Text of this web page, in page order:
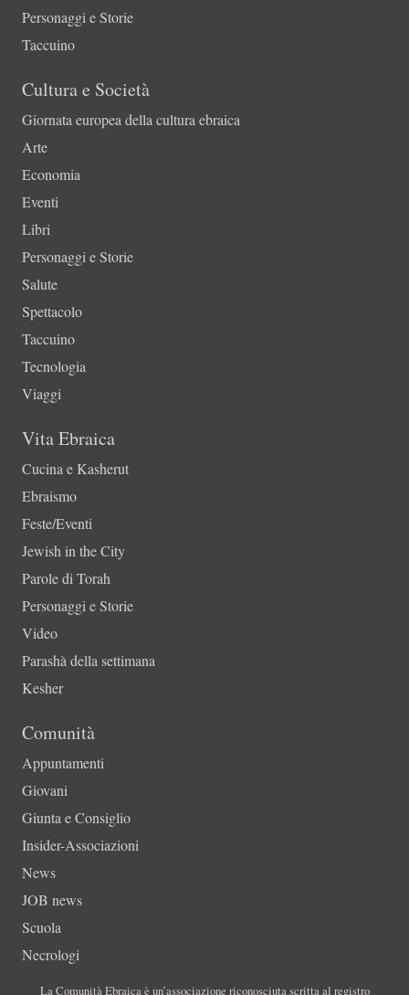
Personaggi e Storie
Taccuino
Cultura e Società
Giornata europea della cultura ebraica
Arte
Economia
Eventi
Libri
Personaggi e Storie
Salute
Spettacolo
Taccuino
Tecnologia
Viaggi
Vita Ebraica
Cucina e Kasherut
Ebraismo
Feste/Eventi
Jewish in the City
Parole di Torah
Personaggi e Storie
Video
Parashà della settimana
Kesher
Comunità
Appuntamenti
Giovani
Giunta e Consiglio
Insider-Associazioni
News
JOB news
Scuola
Necrologi
La Comunità Ebraica è un’associazione riconosciuta scritta al registro